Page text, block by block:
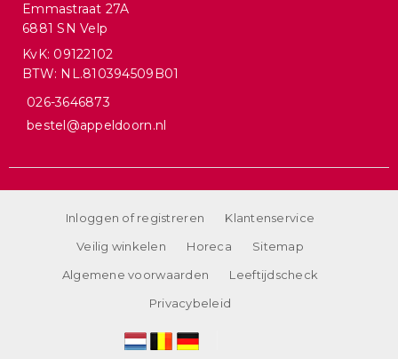
Emmastraat 27A
6881 SN Velp
KvK: 09122102
BTW: NL.810394509B01
026-3646873
bestel@appeldoorn.nl
Inloggen of registreren
Klantenservice
Veilig winkelen
Horeca
Sitemap
Algemene voorwaarden
Leeftijdscheck
Privacybeleid